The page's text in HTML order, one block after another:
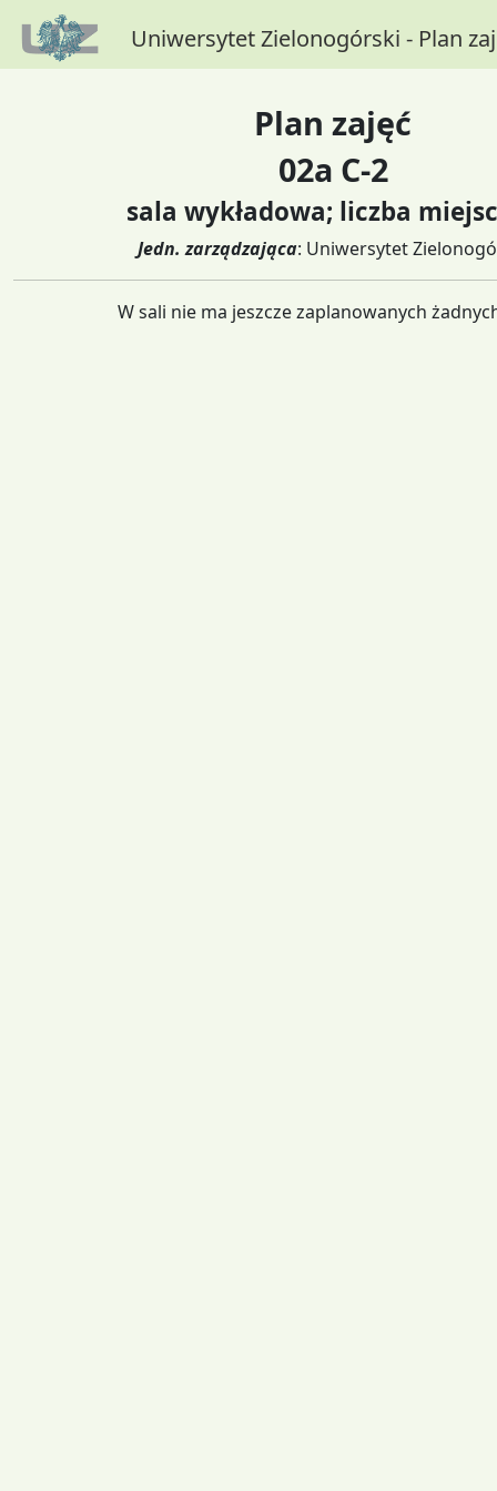
Uniwersytet Zielonogórski - Plan
Plan zajęć
02a C-2
sala wykładowa; liczba
Jedn. zarządzająca: Uniwersytet
W sali nie ma jeszcze zaplanowanych